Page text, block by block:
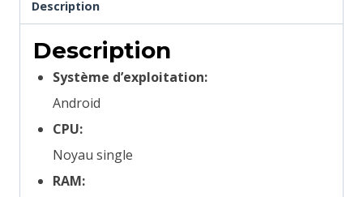
Description
Description
Système d’exploitation:
Android
CPU:
Noyau single
RAM: